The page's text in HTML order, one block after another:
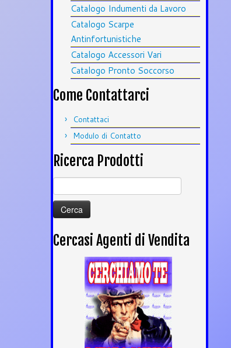
Catalogo Indumenti da Lavoro
Catalogo Scarpe
Antinfortunistiche
Catalogo Accessori Vari
Catalogo Pronto Soccorso
Come Contattarci
Contattaci
Modulo di Contatto
Ricerca Prodotti
per:
Cercasi Agenti di Vendita